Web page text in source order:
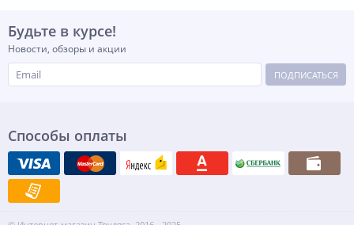
Будьте в курсе!
Новости, обзоры и акции
ПОДПИСАТЬСЯ
Способы оплаты